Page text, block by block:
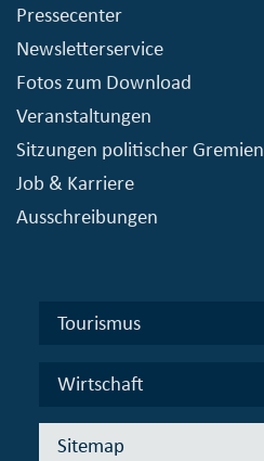
Pressecenter
Newsletterservice
Fotos zum Download
Veranstaltungen
Sitzungen politischer Gremien
Job & Karriere
Ausschreibungen
Tourismus
Wirtschaft
Sitemap